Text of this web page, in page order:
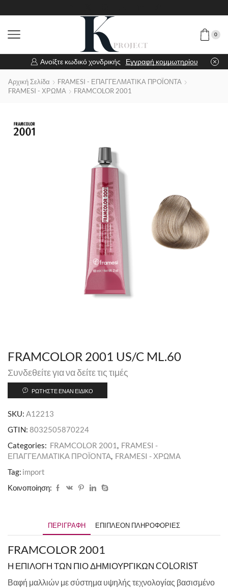
0
Ανοίξτε κωδικό χονδρικής Εγγραφή κομμωτηρίου
Αρχική Σελίδα
FRAMESI - ΕΠΑΓΓΕΛΜΑΤΙΚΑ ΠΡΟΪΟΝΤΑ
FRAMESI - ΧΡΩΜΑ
FRAMCOLOR 2001
FRAMCOLOR 2001 US/C ML.60
Συνδεθείτε για να δείτε τις τιμές
ΡΩΤΉΣΤΕ ΈΝΑΝ ΕΙΔΙΚΌ
SKU: A12213
GTIN: 8032505870224
Categories: FRAMCOLOR 2001, FRAMESI -
ΕΠΑΓΓΕΛΜΑΤΙΚΑ ΠΡΟΪΟΝΤΑ, FRAMESI - ΧΡΩΜΑ
Tag: import
Κοινοποίηση:
ΠΕΡΙΓΡΑΦΉ ΕΠΙΠΛΈΟΝ ΠΛΗΡΟΦΟΡΊΕΣ
FRAMCOLOR 2001
Η ΕΠΙΛΟΓΗ ΤΩΝ ΠΙΟ ΔΗΜΙΟΥΡΓΙΚΩΝ COLORIST
Βαφή μαλλιών με σύστημα υψηλής τεχνολογίας βασισμένο